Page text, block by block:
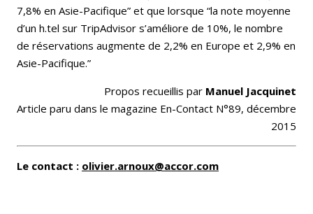
7,8% en Asie-Pacifique” et que lorsque “la note moyenne
d’un h.tel sur TripAdvisor s’améliore de 10%, le nombre
de réservations augmente de 2,2% en Europe et 2,9% en
Asie-Pacifique.”
Propos recueillis par Manuel Jacquinet
Article paru dans le magazine En-Contact N°89, décembre
2015
Le contact : olivier.arnoux@accor.com